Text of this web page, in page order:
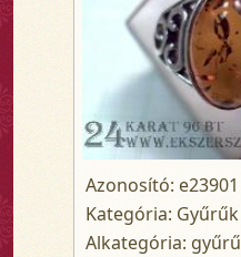
Azonosító: e23901
Kategória: Gyűrűk
Alkategória: gyűrű